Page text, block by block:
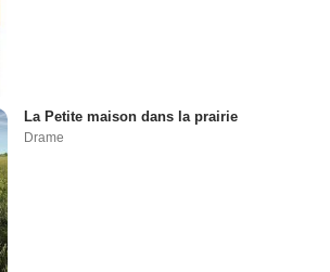
La Petite maison dans la prairie
Drame